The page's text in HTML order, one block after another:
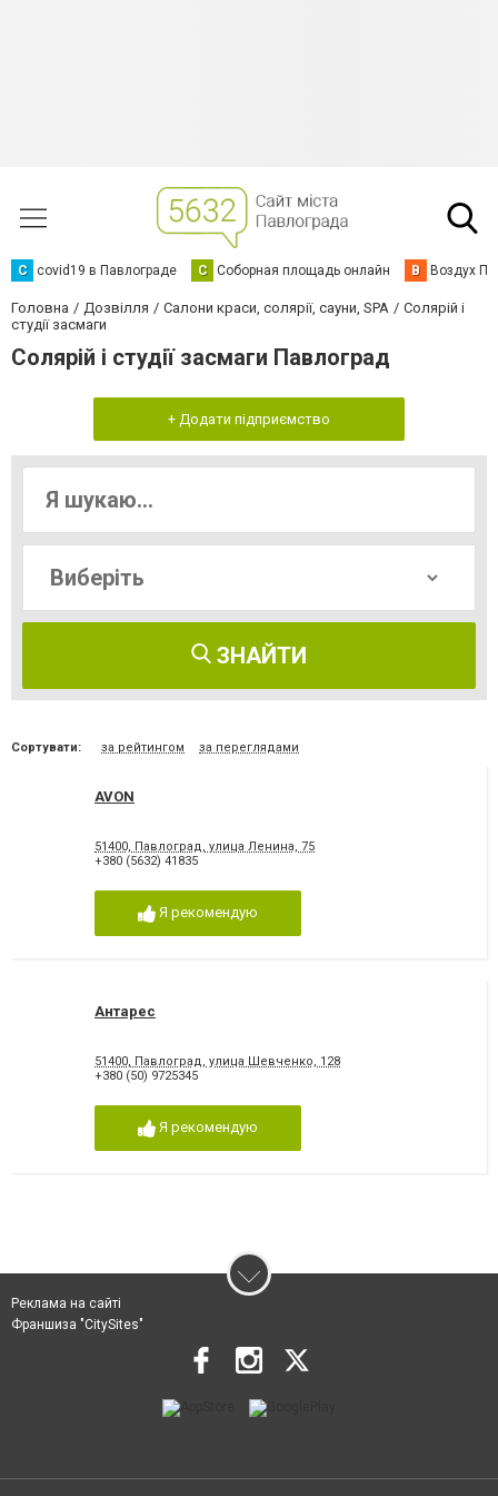
C covid19 в Павлограде С Соборная площадь онлайн В Воздух
Головна Дозвілля Салони краси, солярії, сауни, SPA
Солярій і
студії засмаги
Солярій і студії засмаги Павлоград
+ Додати підприємство
ЗНАЙТИ
Сортувати: за рейтингом за переглядами
AVON
51400, Павлоград, улица Ленина, 75
+380 (5632) 41835
Я рекомендую
Антарес
51400, Павлоград, улица Шевченко, 128
+380 (50) 9725345
Я рекомендую
Реклама на сайті
Франшиза "CitySites"